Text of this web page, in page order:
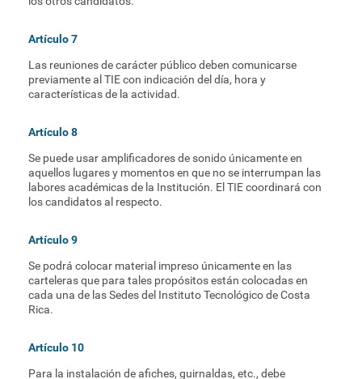
Artículo 7
Las reuniones de carácter público deben comunicarse
previamente al TIE con indicación del día, hora y
características de la actividad.
Artículo 8
Se puede usar amplificadores de sonido únicamente en
aquellos lugares y momentos en que no se interrumpan las
labores académicas de la Institución. El TIE coordinará con
los candidatos al respecto.
Artículo 9
Se podrá colocar material impreso únicamente en las
carteleras que para tales propósitos están colocadas en
cada una de las Sedes del Instituto Tecnológico de Costa
Rica.
Artículo 10
Para la instalación de afiches, guirnaldas, etc., debe